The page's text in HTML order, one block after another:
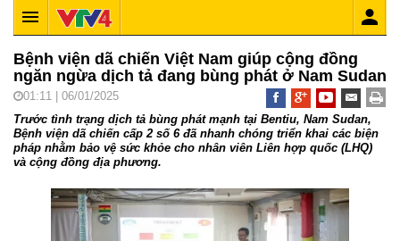
Bệnh viện dã chiến Việt Nam giúp cộng đồng
ngăn ngừa dịch tả đang bùng phát ở Nam Sudan
01:11 | 06/01/2025
Trước tình trạng dịch tả bùng phát mạnh tại Bentiu, Nam Sudan,
Bệnh viện dã chiến cấp 2 số 6 đã nhanh chóng triển khai các biện
pháp nhằm bảo vệ sức khỏe cho nhân viên Liên hợp quốc (LHQ)
và cộng đồng địa phương.